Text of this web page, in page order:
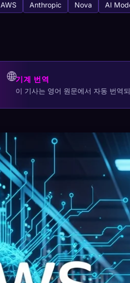
AWS Anthropic Nova AI
🌐기계 번역
이 기사는 영어 원문에서 자동 번역
모든 기기에서 컬렉션 저장